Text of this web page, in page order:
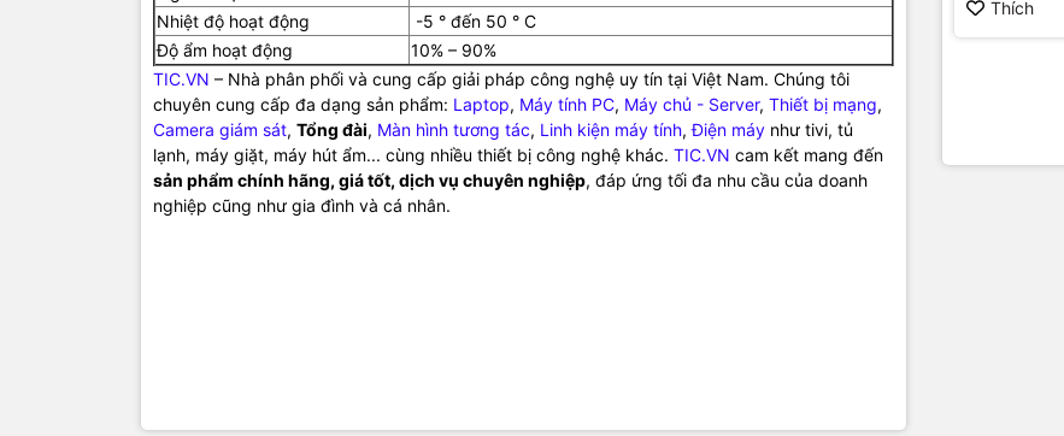
Nhiệt độ hoạt động
-5 ° đến 50 ° C
Độ ẩm hoạt động
10% – 90%
TIC.VN – Nhà phân phối và cung cấp giải pháp công nghệ uy tín tại Việt Nam. Chúng tôi
chuyên cung cấp đa dạng sản phẩm: Laptop, Máy tính PC, Máy chủ - Server, Thiết bị mạng,
Camera giám sát, Tổng đài, Màn hình tương tác, Linh kiện máy tính,Điện máy như tivi, tủ
lạnh, máy giặt, máy hút ẩm... cùng nhiều thiết bị công nghệ khác. TIC.VN cam kết mang đến
sản phẩm chính hãng, giá tốt, dịch vụ chuyên nghiệp, đáp ứng tối đa nhu cầu của doanh
nghiệp cũng như gia đình và cá nhân.
hình cao
chính
Thích